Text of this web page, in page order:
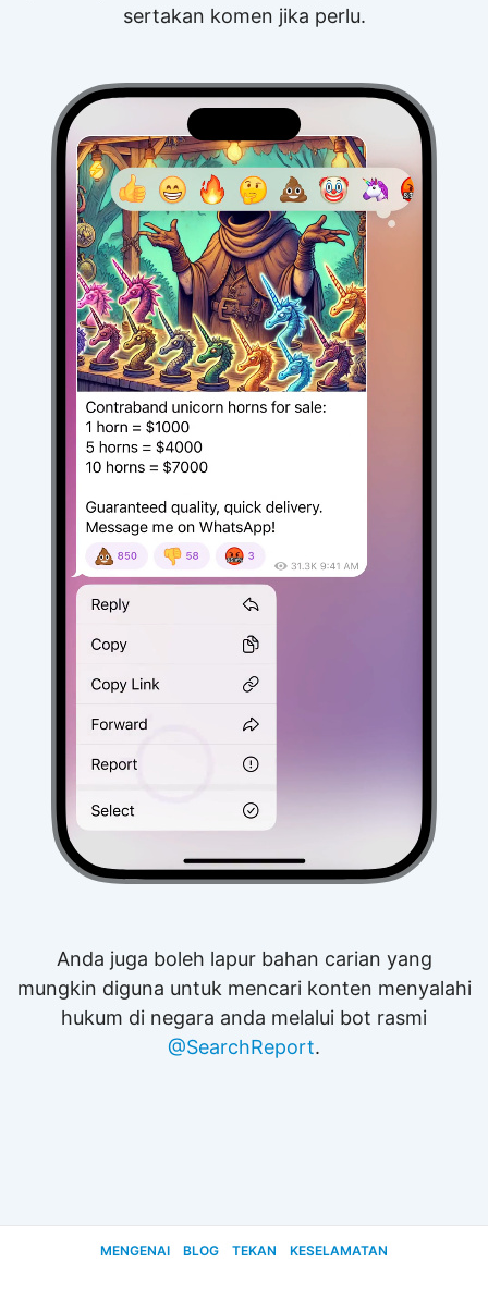
sertakan komen jika perlu.
Anda juga boleh lapur bahan carian yang
mungkin diguna untuk mencari konten menyalahi
hukum di negara anda melalui bot rasmi
@SearchReport.
MENGENAI BLOG TEKAN KESELAMATAN